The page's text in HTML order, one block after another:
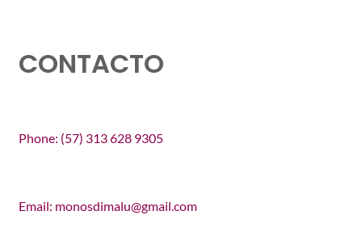
CONTACTO
Phone: (57) 313 628 9305
Email: monosdimalu@gmail.com